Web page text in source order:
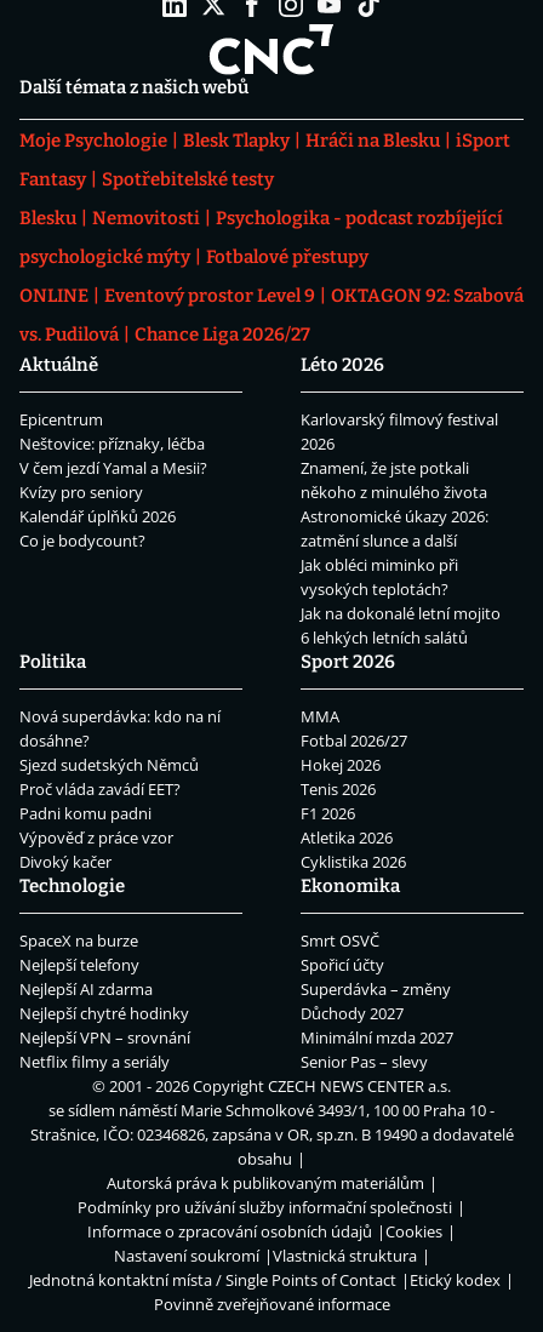
Další témata z našich webů
Moje Psychologie Blesk Tlapky Hráči na Blesku
iSport
Fantasy
Spotřebitelské testy
Blesku
Nemovitosti
Psychologika - podcast rozbíjející
psychologické mýty
Fotbalové přestupy
ONLINE
Eventový prostor Level 9
OKTAGON 92: Szabová
vs. Pudilová
Chance Liga 2026/27
Aktuálně
Epicentrum
Neštovice: příznaky, léčba
V čem jezdí Yamal a Mesii?
Kvízy pro seniory
Kalendář úplňků 2026
Co je bodycount?
Léto 2026
Karlovarský filmový festival
2026
Znamení, že jste potkali
někoho z minulého života
Astronomické úkazy 2026:
zatmění slunce a další
Jak obléci miminko při
vysokých teplotách?
Jak na dokonalé letní mojito
6 lehkých letních salátů
Politika
Nová superdávka: kdo na ní
dosáhne?
Sjezd sudetských Němců
Proč vláda zavádí EET?
Padni komu padni
Výpověď z práce vzor
Divoký kačer
Sport 2026
MMA
Fotbal 2026/27
Hokej 2026
Tenis 2026
F1 2026
Atletika 2026
Cyklistika 2026
Technologie
SpaceX na burze
Nejlepší telefony
Nejlepší AI zdarma
Nejlepší chytré hodinky
Nejlepší VPN – srovnání
Netflix filmy a seriály
Ekonomika
Smrt OSVČ
Spořicí účty
Superdávka – změny
Důchody 2027
Minimální mzda 2027
Senior Pas – slevy
© 2001 - 2026 CopyrightCZECH NEWS CENTER a.s.
se sídlem náměstí Marie Schmolkové 3493/1, 100 00 Praha 10 -
Strašnice, IČO: 02346826, zapsána v OR, sp.zn. B 19490 a dodavatelé
obsahu
Autorská práva k publikovaným materiálům
Podmínky pro užívání služby informační společnosti
Informace o zpracování osobních údajů
Cookies
Nastavení soukromí
Vlastnická struktura
Jednotná kontaktní místa / Single Points of Contact
Etický kodex
Povinně zveřejňované informace